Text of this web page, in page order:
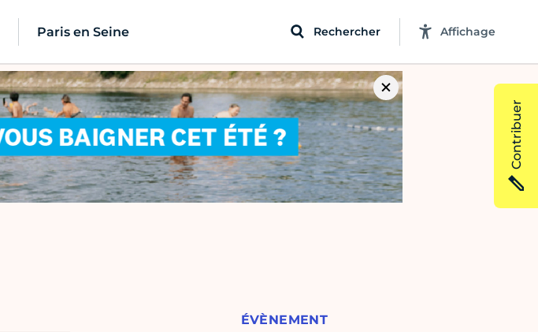
Paris en Seine Rechercher Affichage
ÉVÈNEMENT
Contribuer